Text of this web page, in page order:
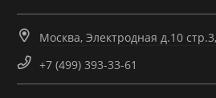
Москва, Электродная д.10
+7 (499) 393-33-61